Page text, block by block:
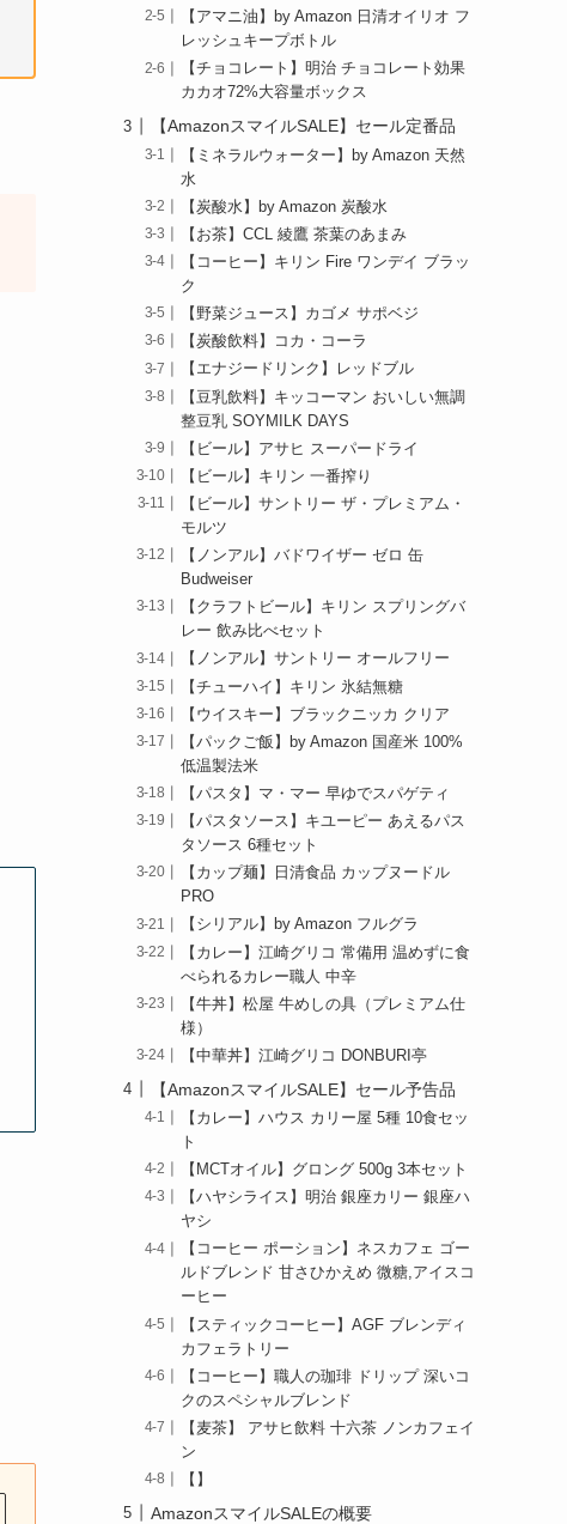
【アマニ油】by Amazon 日清オイリオ フ
レッシュキープボトル
【チョコレート】明治 チョコレート効果
カカオ72%大容量ボックス
【AmazonスマイルSALE】セール定番品
【ミネラルウォーター】by Amazon 天然
水
【炭酸水】by Amazon 炭酸水
【お茶】CCL 綾鷹 茶葉のあまみ
【コーヒー】キリン Fire ワンデイ ブラッ
ク
【野菜ジュース】カゴメ サポベジ
【炭酸飲料】コカ・コーラ
【エナジードリンク】レッドブル
【豆乳飲料】キッコーマン おいしい無調
整豆乳 SOYMILK DAYS
【ビール】アサヒ スーパードライ
【ビール】キリン 一番搾り
【ビール】サントリー ザ・プレミアム・
モルツ
【ノンアル】バドワイザー ゼロ 缶
Budweiser
【クラフトビール】キリン スプリングバ
レー 飲み比べセット
【ノンアル】サントリー オールフリー
【チューハイ】キリン 氷結無糖
【ウイスキー】ブラックニッカ クリア
【パックご飯】by Amazon 国産米 100%
低温製法米
【パスタ】マ・マー 早ゆでスパゲティ
【パスタソース】キユーピー あえるパス
タソース 6種セット
【カップ麺】日清食品 カップヌードル
PRO
【シリアル】by Amazon フルグラ
【カレー】江崎グリコ 常備用 温めずに食
べられるカレー職人 中辛
【牛丼】松屋 牛めしの具（プレミアム仕
様）
【中華丼】江崎グリコ DONBURI亭
【AmazonスマイルSALE】セール予告品
【カレー】ハウス カリー屋 5種 10食セッ
ト
【MCTオイル】グロング 500g 3本セット
【ハヤシライス】明治 銀座カリー 銀座ハ
ヤシ
【コーヒー ポーション】ネスカフェ ゴー
ルドブレンド 甘さひかえめ 微糖,アイスコ
ーヒー
【スティックコーヒー】AGF ブレンディ
カフェラトリー
【コーヒー】職人の珈琲 ドリップ 深いコ
クのスペシャルブレンド
【麦茶】 アサヒ飲料 十六茶 ノンカフェイ
ン
【】
AmazonスマイルSALEの概要